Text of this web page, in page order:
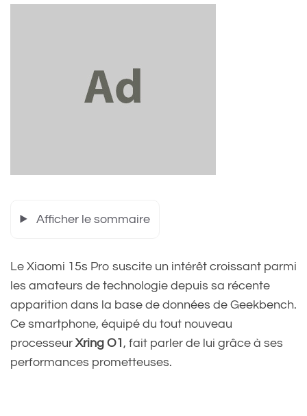
Afficher le sommaire
Le Xiaomi 15s Pro suscite un intérêt croissant parmi
les amateurs de technologie depuis sa récente
apparition dans la base de données de Geekbench.
Ce smartphone, équipé du tout nouveau
processeur Xring O1 , fait parler de lui grâce à ses
performances prometteuses.